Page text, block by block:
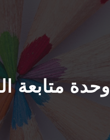
وحدة متابعة